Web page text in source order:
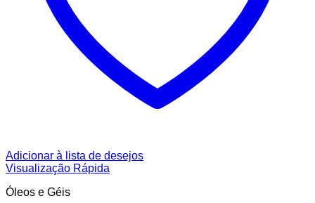
Adicionar à lista de desejos
Visualização Rápida
Óleos e Géis